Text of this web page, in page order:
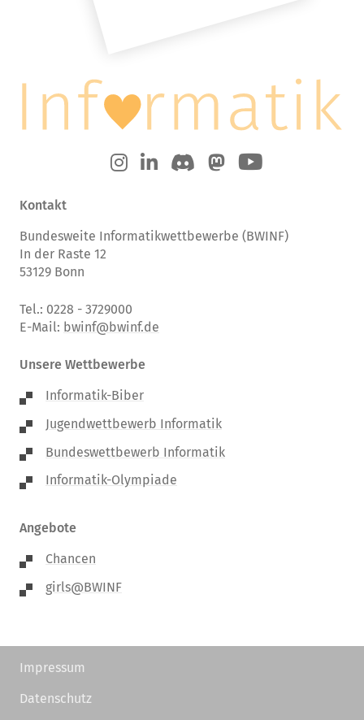
Kontakt
Bundesweite Informatikwettbewerbe (BWINF)
In der Raste 12
53129 Bonn
Tel.: 0228 - 3729000
E-Mail: bwinf@bwinf.de
Unsere Wettbewerbe
Informatik-Biber
Jugendwettbewerb Informatik
Bundeswettbewerb Informatik
Informatik-Olympiade
Angebote
Chancen
girls@BWINF
Impressum
Datenschutz